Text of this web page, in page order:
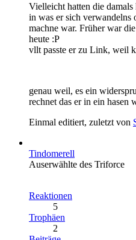
Vielleicht hatten die
in was er sich
machne war. Früher war
heute :P
vllt passte er zu Link, weil
genau weil, es ein
rechnet das er in ein hasen
Einmal editiert, zuletzt von
Tindomerell
Auserwählte des Triforce
Reaktionen
5
Trophäen
2